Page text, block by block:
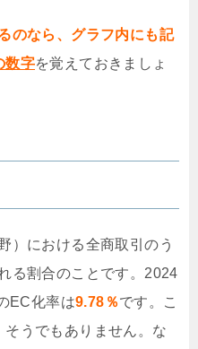
のなら、グラフ内にも記
数字を覚えておきましょ
）における全商取引のう
る割合のことです。2024
EC化率は9.78％です。こ
うでもありません。な